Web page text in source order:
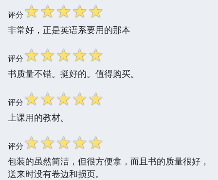
评分☆☆☆☆☆
非常好，正是英语系要用的那本
评分☆☆☆☆☆
书质量不错。挺好的。值得购买。
评分☆☆☆☆☆
上课用的教材。
评分☆☆☆☆☆
包装的虽然简洁，但很方便拿，而且书的质量很好，
送来时没有卷边和损页。